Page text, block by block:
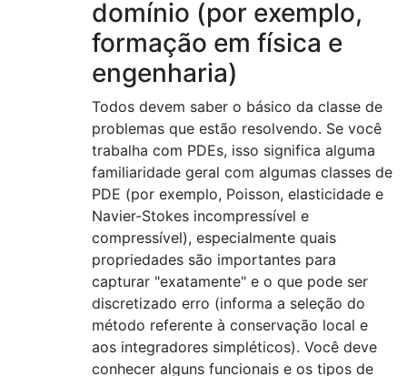
domínio (por exemplo,
formação em física e
engenharia)
Todos devem saber o básico da classe de
problemas que estão resolvendo. Se você
trabalha com PDEs, isso significa alguma
familiaridade geral com algumas classes de
PDE (por exemplo, Poisson, elasticidade e
Navier-Stokes incompressível e
compressível), especialmente quais
propriedades são importantes para
capturar "exatamente" e o que pode ser
discretizado erro (informa a seleção do
método referente à conservação local e
aos integradores simpléticos). Você deve
conhecer alguns funcionais e os tipos de